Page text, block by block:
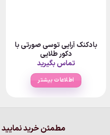
بادکنک آرایی توسی صورتی با
دکور طلایی
تماس بگیرید
اطلاعات بیشتر
مطمئن خرید نمایید